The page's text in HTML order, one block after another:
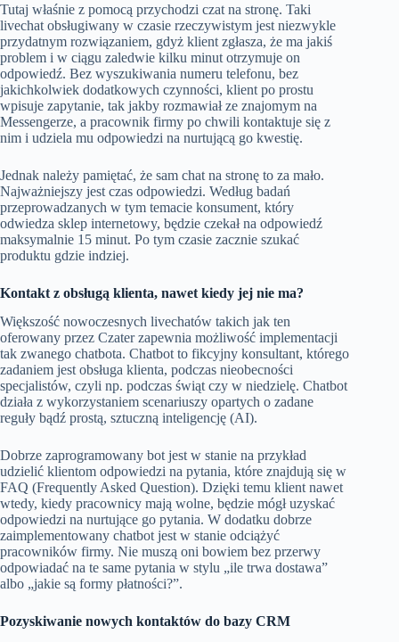
Tutaj właśnie z pomocą przychodzi czat na stronę. Taki
livechat obsługiwany w czasie rzeczywistym jest niezwykle
przydatnym rozwiązaniem, gdyż klient zgłasza, że ma jakiś
problem i w ciągu zaledwie kilku minut otrzymuje on
odpowiedź. Bez wyszukiwania numeru telefonu, bez
jakichkolwiek dodatkowych czynności, klient po prostu
wpisuje zapytanie, tak jakby rozmawiał ze znajomym na
Messengerze, a pracownik firmy po chwili kontaktuje się z
nim i udziela mu odpowiedzi na nurtującą go kwestię.
Jednak należy pamiętać, że sam chat na stronę to za mało.
Najważniejszy jest czas odpowiedzi. Według badań
przeprowadzanych w tym temacie konsument, który
odwiedza sklep internetowy, będzie czekał na odpowiedź
maksymalnie 15 minut. Po tym czasie zacznie szukać
produktu gdzie indziej.
Kontakt z obsługą klienta, nawet kiedy jej nie ma?
Większość nowoczesnych livechatów takich jak ten
oferowany przez Czaterzapewnia możliwość implementacji
tak zwanego chatbota. Chatbot to fikcyjny konsultant, którego
zadaniem jest obsługa klienta, podczas nieobecności
specjalistów, czyli np. podczas świąt czy w niedzielę. Chatbot
działa z wykorzystaniem scenariuszy opartych o zadane
reguły bądź prostą, sztuczną inteligencję (AI).
Dobrze zaprogramowany bot jest w stanie na przykład
udzielić klientom odpowiedzi na pytania, które znajdują się w
FAQ (Frequently Asked Question). Dzięki temu klient nawet
wtedy, kiedy pracownicy mają wolne, będzie mógł uzyskać
odpowiedzi na nurtujące go pytania. W dodatku dobrze
zaimplementowany chatbot jest w stanie odciążyć
pracowników firmy. Nie muszą oni bowiem bez przerwy
odpowiadać na te same pytania w stylu „ile trwa dostawa”
albo „jakie są formy płatności?”.
Pozyskiwanie nowych kontaktów do bazy CRM